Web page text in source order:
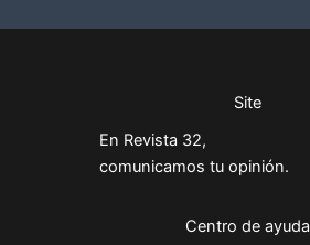
Site
En Revista 32,
comunicamos tu opinión.
Centro de ayuda